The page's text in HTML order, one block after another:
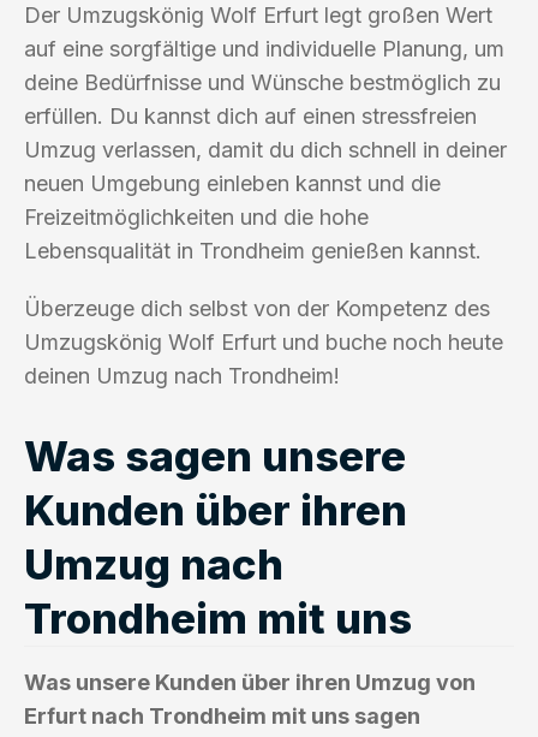
Der Umzugskönig Wolf Erfurt legt großen Wert
auf eine sorgfältige und individuelle Planung, um
deine Bedürfnisse und Wünsche bestmöglich zu
erfüllen. Du kannst dich auf einen stressfreien
Umzug verlassen, damit du dich schnell in deiner
neuen Umgebung einleben kannst und die
Freizeitmöglichkeiten und die hohe
Lebensqualität in Trondheim genießen kannst.
Überzeuge dich selbst von der Kompetenz des
Umzugskönig Wolf Erfurt und buche noch heute
deinen Umzug nach Trondheim!
Was sagen unsere
Kunden über ihren
Umzug nach
Trondheim mit uns
Was unsere Kunden über ihren Umzug von
Erfurt nach Trondheim mit uns sagen